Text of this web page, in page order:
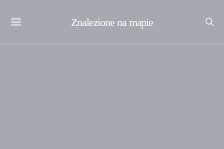
Znalezione na mapie